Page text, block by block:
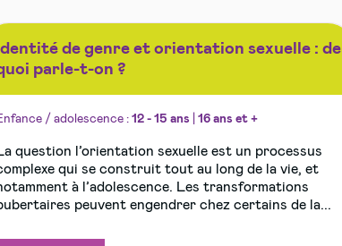
Identité de genre et orientation sexuelle : de
parle-t-on ?
/ adolescence : 12 - 15 ans 16 ans et +
question l’orientation sexuelle est un processus
qui se construit tout au long de la vie, et
à l’adolescence. Les transformations
peuvent engendrer chez certains de la...